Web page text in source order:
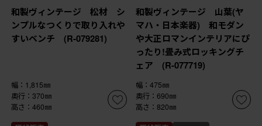
和製ヴィンテージ 松材 シ
ンプルなつくりで取り入れや
すいベンチ (R-079281)
幅：1,815㎜
奥行：370㎜
高さ：460㎜
和製ヴィンテージ 山葉(ヤ
マハ・日本楽器) 和モダン
や大正ロマンインテリアにぴ
ったり!畳み式ロッキングチ
ェア (R-077719)
幅：475㎜
奥行：690㎜
高さ：820㎜